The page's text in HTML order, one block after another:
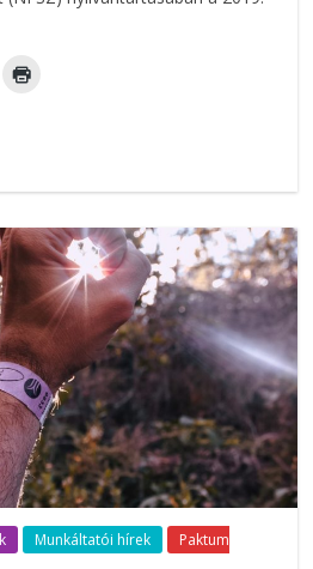
Munkáltatói hírek
Paktum